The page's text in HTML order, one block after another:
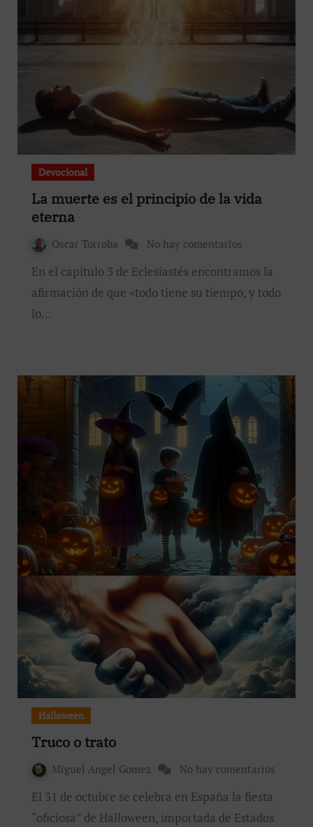
Devocional
La muerte es el principio de la vida
eterna
Óscar Torroba No hay comentarios
En el capítulo 3 de Eclesiastés encontramos la
afirmación de que «todo tiene su tiempo, y todo
lo…
Halloween
Truco o trato
Miguel Angel Gomez No hay comentarios
El 31 de octubre se celebra en España la fiesta
“oficiosa” de Halloween, importada de Estados